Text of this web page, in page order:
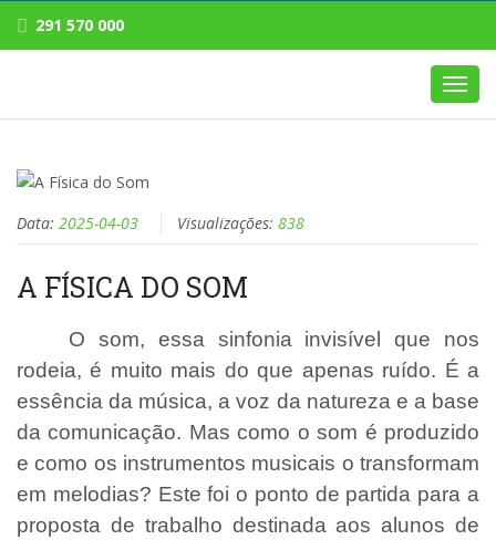
291 570 000
Data: 2025-04-03 Visualizações: 838
A FÍSICA DO SOM
O som, essa sinfonia invisível que nos
rodeia, é muito mais do que apenas ruído. É a
essência da música, a voz da natureza e a base
da comunicação. Mas como o som é produzido
e como os instrumentos musicais o transformam
em melodias? Este foi o ponto de partida para a
proposta de trabalho destinada aos alunos de